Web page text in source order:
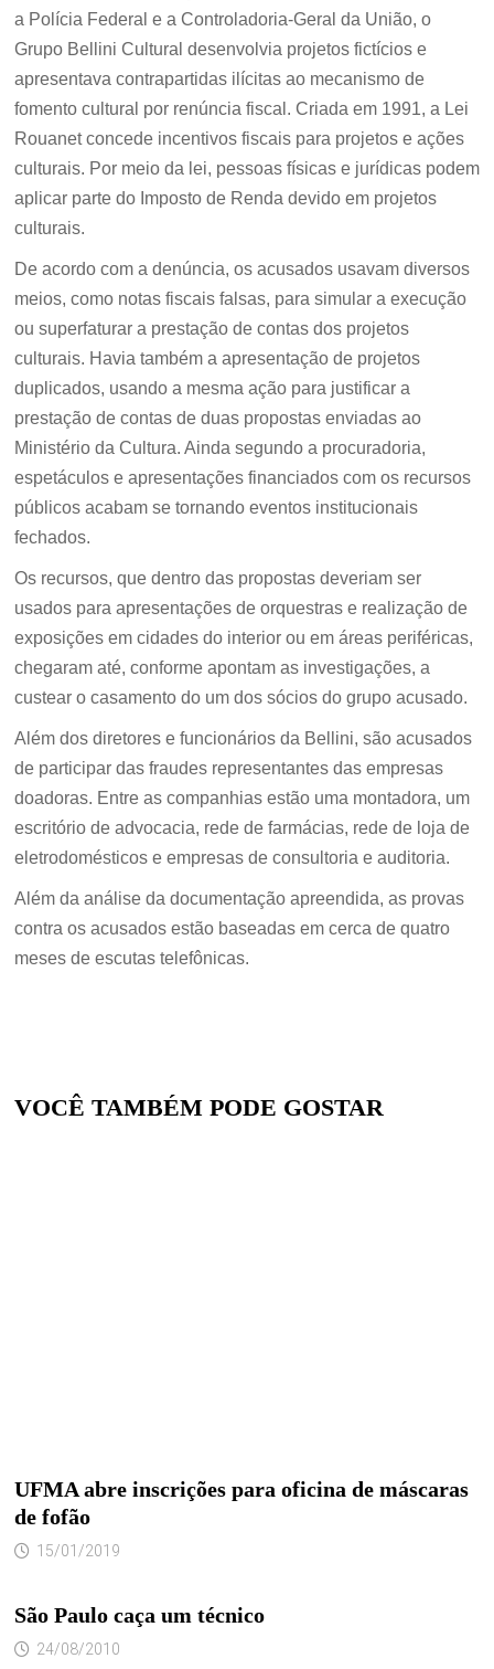
a Polícia Federal e a Controladoria-Geral da União, o
Grupo Bellini Cultural desenvolvia projetos fictícios e
apresentava contrapartidas ilícitas ao mecanismo de
fomento cultural por renúncia fiscal. Criada em 1991, a Lei
Rouanet concede incentivos fiscais para projetos e ações
culturais. Por meio da lei, pessoas físicas e jurídicas podem
aplicar parte do Imposto de Renda devido em projetos
culturais.
De acordo com a denúncia, os acusados usavam diversos
meios, como notas fiscais falsas, para simular a execução
ou superfaturar a prestação de contas dos projetos
culturais. Havia também a apresentação de projetos
duplicados, usando a mesma ação para justificar a
prestação de contas de duas propostas enviadas ao
Ministério da Cultura. Ainda segundo a procuradoria,
espetáculos e apresentações financiados com os recursos
públicos acabam se tornando eventos institucionais
fechados.
Os recursos, que dentro das propostas deveriam ser
usados para apresentações de orquestras e realização de
exposições em cidades do interior ou em áreas periféricas,
chegaram até, conforme apontam as investigações, a
custear o casamento do um dos sócios do grupo acusado.
Além dos diretores e funcionários da Bellini, são acusados
de participar das fraudes representantes das empresas
doadoras. Entre as companhias estão uma montadora, um
escritório de advocacia, rede de farmácias, rede de loja de
eletrodomésticos e empresas de consultoria e auditoria.
Além da análise da documentação apreendida, as provas
contra os acusados estão baseadas em cerca de quatro
meses de escutas telefônicas.
VOCÊ TAMBÉM PODE GOSTAR
UFMA abre inscrições para oficina de máscaras
de fofão
15/01/2019
São Paulo caça um técnico
24/08/2010